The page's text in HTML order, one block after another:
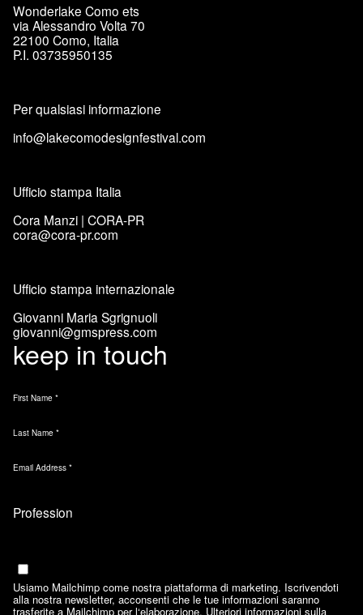
Wonderlake Como ets
via Alessandro Volta 70
22100 Como, Italia
P.I. 03735950135
Per qualsiasi informazione
info@lakecomodesignfestival.com
Ufficio stampa Italia
Cora Manzi | CORA-PR
cora@cora-pr.com
Ufficio stampa internazionale
Giovanni Maria Sgrignuoli
giovanni@gmspress.com
keep in touch
First Name *
Last Name *
Email Address *
Usiamo Mailchimp come nostra piattaforma di marketing. Iscrivendoti
alla nostra newsletter, acconsenti che le tue informazioni saranno
trasferite a Mailchimp per l‘elaborazione. Ulteriori informazioni sulla